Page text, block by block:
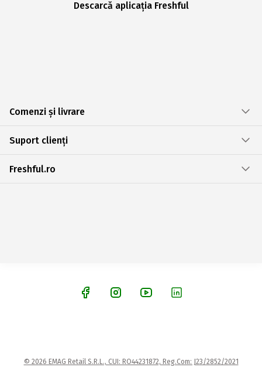
Descarcă aplicația Freshful
Comenzi și livrare
Suport clienți
Freshful.ro
© 2026 EMAG Retail S.R.L., CUI: RO44231872, Reg.Com: J23/2852/2021